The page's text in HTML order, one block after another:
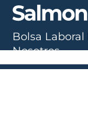
Bolsa Laboral
Nosotros